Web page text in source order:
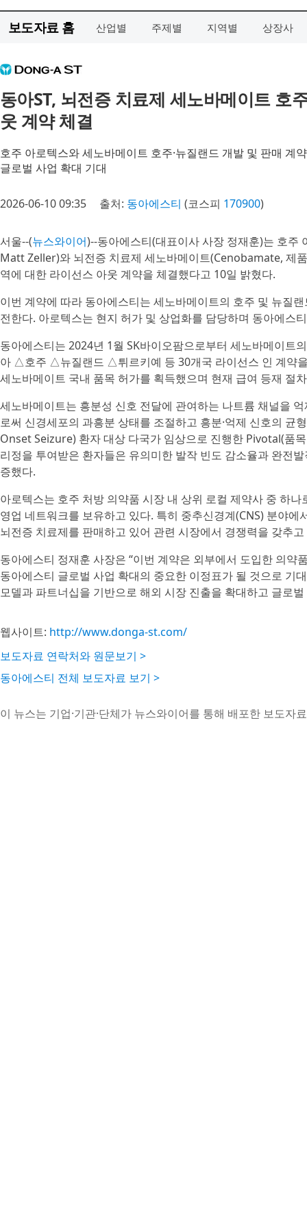
보도자료 홈 산업별 주제별 지역별 상장사
동아ST, 뇌전증 치료제 세노바메이트 호
웃 계약 체결
호주 아로텍스와 세노바메이트 호주·뉴질랜드 개발 및 판매 계
글로벌 사업 확대 기대
2026-06-10 09:35 출처: 동아에스티 (코스피 170900)
서울--(뉴스와이어)--동아에스티(대표이사 사장 정재훈)는 호
Matt Zeller)와 뇌전증 치료제 세노바메이트(Cenobamate, 제
역에 대한 라이선스 아웃 계약을 체결했다고 10일 밝혔다.
이번 계약에 따라 동아에스티는 세노바메이트의 호주 및 뉴질
전한다. 아로텍스는 현지 허가 및 상업화를 담당하며 동아에스
동아에스티는 2024년 1월 SK바이오팜으로부터 세노바메이
아 △호주 △뉴질랜드 △튀르키예 등 30개국 라이선스 인 계약
세노바메이트 국내 품목 허가를 획득했으며 현재 급여 등재 절
세노바메이트는 흥분성 신호 전달에 관여하는 나트륨 채널을
로써 신경세포의 과흥분 상태를 조절하고 흥분·억제 신호의 균
Onset Seizure) 환자 대상 다국가 임상으로 진행한 Pivotal(품
리정을 투여받은 환자들은 유의미한 발작 빈도 감소율과 완전
증했다.
아로텍스는 호주 처방 의약품 시장 내 상위 로컬 제약사 중 하
영업 네트워크를 보유하고 있다. 특히 중추신경계(CNS) 분야
뇌전증 치료제를 판매하고 있어 관련 시장에서 경쟁력을 갖추고
동아에스티 정재훈 사장은 “이번 계약은 외부에서 도입한 의약
동아에스티 글로벌 사업 확대의 중요한 이정표가 될 것으로 기
모델과 파트너십을 기반으로 해외 시장 진출을 확대하고 글로
웹사이트: http://www.donga-st.com/
보도자료 연락처와 원문보기 >
동아에스티 전체 보도자료 보기 >
이 뉴스는 기업·기관·단체가 뉴스와이어를 통해 배포한 보도자